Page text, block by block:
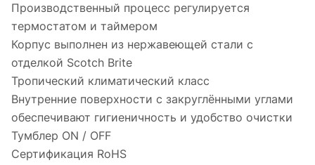
Производственный процесс регулируется
термостатом и таймером
Корпус выполнен из нержавеющей стали с
отделкой Scotch Brite
Тропический климатический класс
Внутренние поверхности с закруглёнными углами
обеспечивают гигиеничность и удобство очистки
Тумблер ON / OFF
Сертификация RoHS